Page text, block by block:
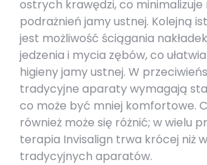
ostrych krawędzi, co minimalizuje
podrażnień jamy ustnej. Kolejną
jest możliwość ściągania
jedzenia i mycia zębów, co
higieny jamy ustnej. W
tradycyjne aparaty wymagają
co może być mniej komfortowe.
również może się różnić; w wielu
terapia Invisalign trwa krócej niż
tradycyjnych aparatów.